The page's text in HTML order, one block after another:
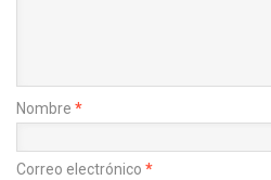
Nombre *
Correo electrónico *